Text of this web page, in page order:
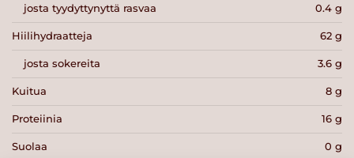
josta tyydyttynyttä rasvaa 0.4 g
Hiilihydraatteja 62 g
josta sokereita 3.6 g
Kuitua 8 g
Proteiinia 16 g
Suolaa 0 g